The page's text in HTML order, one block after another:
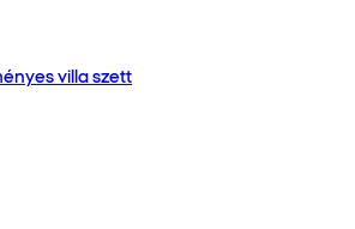
villa szett